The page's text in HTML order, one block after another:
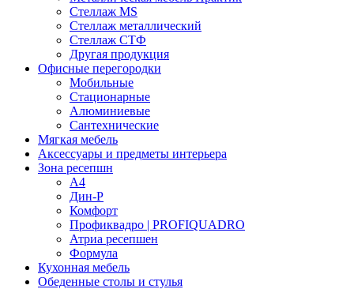
Стеллаж MS
Стеллаж металлический
Стеллаж СТФ
Другая продукция
Офисные перегородки
Мобильные
Стационарные
Алюминиевые
Сантехнические
Мягкая мебель
Аксессуары и предметы интерьера
Зона ресепшн
А4
Дин-Р
Комфорт
Профиквадро | PROFIQUADRO
Атриа ресепшен
Формула
Кухонная мебель
Обеденные столы и стулья